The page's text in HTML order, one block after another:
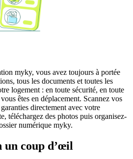
myky, vous avez toujours à portée
tous les documents et toutes les
logement : en toute sécurité, en toute
êtes en déplacement. Scannez vos
directement avec votre
téléchargez des photos puis organisez-
numérique myky.
un coup d’œil